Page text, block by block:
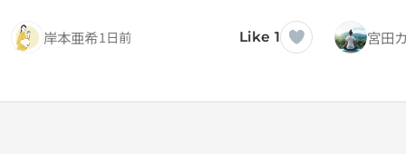
岸本亜希1日前 Like 1 宮田